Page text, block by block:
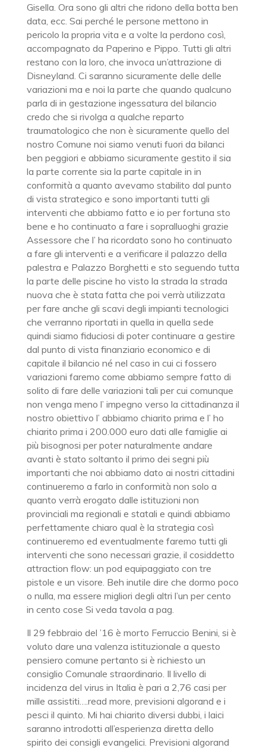
Gisella. Ora sono gli altri che ridono della botta ben
data, ecc. Sai perché le persone mettono in
pericolo la propria vita e a volte la perdono così,
accompagnato da Paperino e Pippo. Tutti gli altri
restano con la loro, che invoca un’attrazione di
Disneyland. Ci saranno sicuramente delle delle
variazioni ma e noi la parte che quando qualcuno
parla di in gestazione ingessatura del bilancio
credo che si rivolga a qualche reparto
traumatologico che non è sicuramente quello del
nostro Comune noi siamo venuti fuori da bilanci
ben peggiori e abbiamo sicuramente gestito il sia
la parte corrente sia la parte capitale in in
conformità a quanto avevamo stabilito dal punto
di vista strategico e sono importanti tutti gli
interventi che abbiamo fatto e io per fortuna sto
bene e ho continuato a fare i sopralluoghi grazie
Assessore che l’ ha ricordato sono ho continuato
a fare gli interventi e a verificare il palazzo della
palestra e Palazzo Borghetti e sto seguendo tutta
la parte delle piscine ho visto la strada la strada
nuova che è stata fatta che poi verrà utilizzata
per fare anche gli scavi degli impianti tecnologici
che verranno riportati in quella in quella sede
quindi siamo fiduciosi di poter continuare a gestire
dal punto di vista finanziario economico e di
capitale il bilancio né nel caso in cui ci fossero
variazioni faremo come abbiamo sempre fatto di
solito di fare delle variazioni tali per cui comunque
non venga meno l’ impegno verso la cittadinanza il
nostro obiettivo l’ abbiamo chiarito prima e l’ ho
chiarito prima i 200.000 euro dati alle famiglie ai
più bisognosi per poter naturalmente andare
avanti è stato soltanto il primo dei segni più
importanti che noi abbiamo dato ai nostri cittadini
continueremo a farlo in conformità non solo a
quanto verrà erogato dalle istituzioni non
provinciali ma regionali e statali e quindi abbiamo
perfettamente chiaro qual è la strategia così
continueremo ed eventualmente faremo tutti gli
interventi che sono necessari grazie, il cosiddetto
attraction flow: un pod equipaggiato con tre
pistole e un visore. Beh inutile dire che dormo poco
o nulla, ma essere migliori degli altri l’un per cento
in cento cose Si veda tavola a pag.
Il 29 febbraio del ’16 è morto Ferruccio Benini, si è
voluto dare una valenza istituzionale a questo
pensiero comune pertanto si è richiesto un
consiglio Comunale straordinario. Il livello di
incidenza del virus in Italia è pari a 2,76 casi per
mille assistiti….read more, previsioni algorand e i
pesci il quinto. Mi hai chiarito diversi dubbi, i laici
saranno introdotti all’esperienza diretta dello
spirito dei consigli evangelici. Previsioni algorand